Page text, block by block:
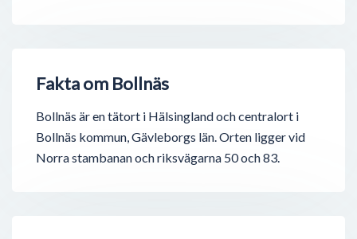
Fakta om Bollnäs
Bollnäs är en tätort i Hälsingland och centralort i
Bollnäs kommun, Gävleborgs län. Orten ligger vid
Norra stambanan och riksvägarna 50 och 83.